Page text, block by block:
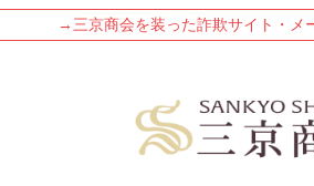
→三京商会を装った詐欺サイト・メ